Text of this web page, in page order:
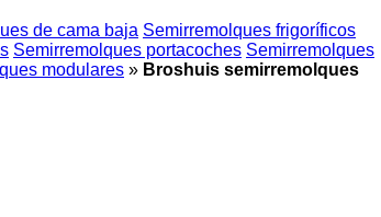
de cama baja Semirremolques frigoríficos
Semirremolques portacoches Semirremolques
modulares » Broshuis semirremolques